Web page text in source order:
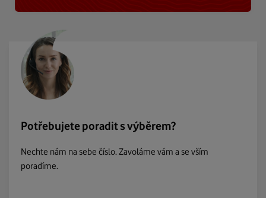
Potřebujete poradit s výběrem?
Nechte nám na sebe číslo. Zavoláme vám a se vším
poradíme.